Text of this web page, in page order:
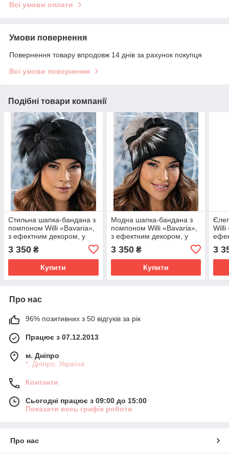
Всі умови оплати
Умови повернення
Повернення товару впродовж 14 днів за рахунок покупця
Всі умови повернення
Подібні товари компанії
Стильна шапка-бандана з
помпоном Willi «Bavaria»,
з ефектним декором, у
3 350 ₴
Купити
Модна шапка-бандана з
помпоном Willi «Bavaria»,
з ефектним декором, у
3 350₴
Купити
Willi
3
Про нас
96% позитивних з 50 відгуків за рік
Працює з 07.12.2013
м. Дніпро
*, Дніпро, Україна
Контакти
Сьогодні працює з 09:00 до 15:00
Показати весь графік роботи
Про нас